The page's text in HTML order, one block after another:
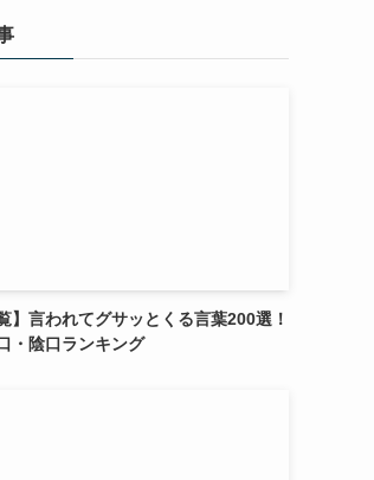
】言われてグサッとくる言葉200選！
・陰口ランキング